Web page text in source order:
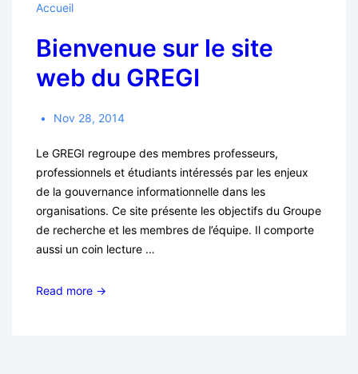
Accueil
Bienvenue sur le site
web du GREGI
Nov 28, 2014
Le GREGI regroupe des membres professeurs,
professionnels et étudiants intéressés par les enjeux
de la gouvernance informationnelle dans les
organisations. Ce site présente les objectifs du Groupe
de recherche et les membres de l’équipe. Il comporte
aussi un coin lecture …
Bienvenue
Read more →